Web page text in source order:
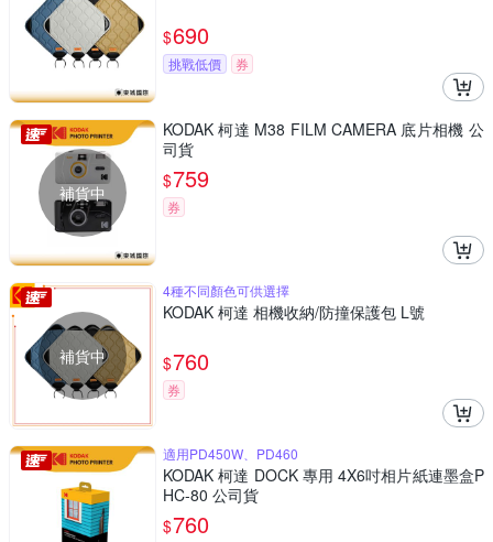
$690
挑戰低價 券
補貨中
KODAK 柯達 M38 FILM CAMERA 底片相機 公
司貨
$759
券
補貨中
4種不同顏色可供選擇
KODAK 柯達 相機收納/防撞保護包 L號
$760
券
適用PD450W、PD460
KODAK 柯達 DOCK 專用 4X6吋相片紙連墨盒P
HC-80 公司貨
$760